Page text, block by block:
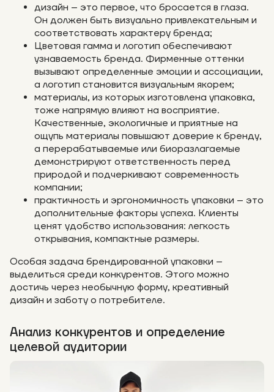
дизайн – это первое, что бросается в глаза.
Он должен быть визуально привлекательным и
соответствовать характеру бренда;
Цветовая гамма и логотип обеспечивают
узнаваемость бренда. Фирменные оттенки
вызывают определенные эмоции и ассоциации,
а логотип становится визуальным якорем;
материалы, из которых изготовлена упаковка,
тоже напрямую влияют на восприятие.
Качественные, экологичные и приятные на
ощупь материалы повышают доверие к бренду,
а перерабатываемые или биоразлагаемые
демонстрируют ответственность перед
природой и подчеркивают современность
компании;
практичность и эргономичность упаковки – это
дополнительные факторы успеха. Клиенты
ценят удобство использования: легкость
открывания, компактные размеры.
Особая задача брендированной упаковки –
выделиться среди конкурентов. Этого можно
достичь через необычную форму, креативный
дизайн и заботу о потребителе.
Анализ конкурентов и определение
целевой аудитории